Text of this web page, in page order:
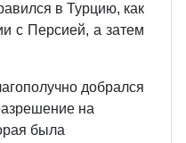
в Турцию, как
с Персией, а затем
добрался
на
была